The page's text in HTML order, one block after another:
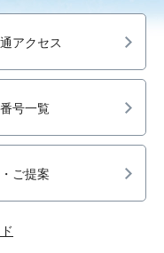
アクセス
号一覧
ご提案